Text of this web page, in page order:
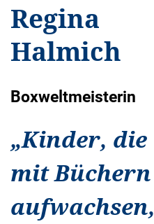
Regina
Halmich
Boxweltmeisterin
„Kinder, die
mit Büchern
aufwachsen,